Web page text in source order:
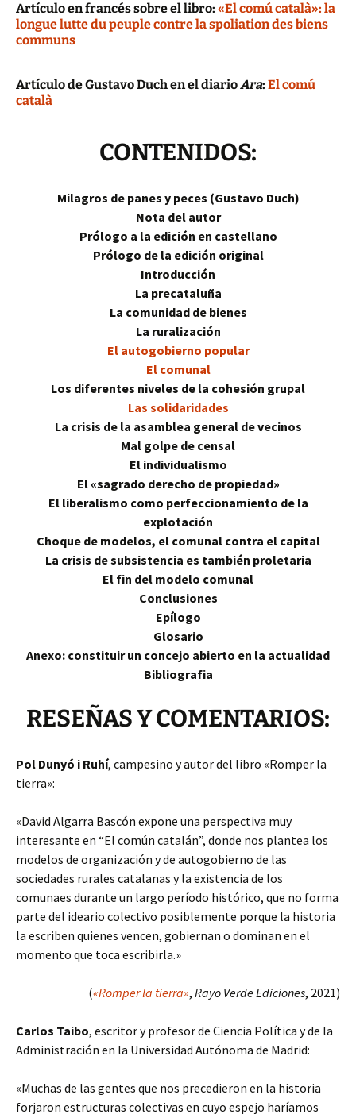
Artículo en francés sobre el libro: «El comú català»: la
longue lutte du peuple contre la spoliation des biens
communs
Artículo de Gustavo Duch en el diarioAra: El comú
català
CONTENIDOS:
Milagros de panes y peces (Gustavo Duch)
Nota del autor
Prólogo a la edición en castellano
Prólogo de la edición original
Introducción
La precataluña
La comunidad de bienes
La ruralización
El autogobierno popular
El comunal
Los diferentes niveles de la cohesión grupal
Las solidaridades
La crisis de la asamblea general de vecinos
Mal golpe de censal
El individualismo
El «sagrado derecho de propiedad»
El liberalismo como perfeccionamiento de la
explotación
Choque de modelos, el comunal contra el capital
La crisis de subsistencia es también proletaria
El fin del modelo comunal
Conclusiones
Epílogo
Glosario
Anexo: constituir un concejo abierto en la actualidad
Bibliografia
RESEÑAS Y COMENTARIOS:
Pol Dunyó i Ruhí, campesino y autor del libro «Romper la
tierra»:
«David Algarra Bascón expone una perspectiva muy
interesante en “El común catalán”, donde nos plantea los
modelos de organización y de autogobierno de las
sociedades rurales catalanas y la existencia de los
comunaes durante un largo período histórico, que no forma
parte del ideario colectivo posiblemente porque la historia
la escriben quienes vencen, gobiernan o dominan en el
momento que toca escribirla.»
(«Romper la tierra», Rayo Verde Ediciones, 2021)
Carlos Taibo, escritor y profesor de Ciencia Política y de la
Administración en la Universidad Autónoma de Madrid:
«Muchas de las gentes que nos precedieron en la historia
forjaron estructuras colectivas en cuyo espejo haríamos